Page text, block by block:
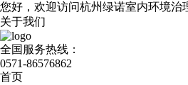
您好，欢迎访问杭州绿诺室内环境治
关于我们
全国服务热线：
0571-86576862
首页